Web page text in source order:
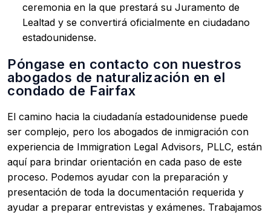
ceremonia en la que prestará su Juramento de
Lealtad y se convertirá oficialmente en ciudadano
estadounidense.
Póngase en contacto con nuestros
abogados de naturalización en el
condado de Fairfax
El camino hacia la ciudadanía estadounidense puede
ser complejo, pero los abogados de inmigración con
experiencia de Immigration Legal Advisors, PLLC, están
aquí para brindar orientación en cada paso de este
proceso. Podemos ayudar con la preparación y
presentación de toda la documentación requerida y
ayudar a preparar entrevistas y exámenes. Trabajamos